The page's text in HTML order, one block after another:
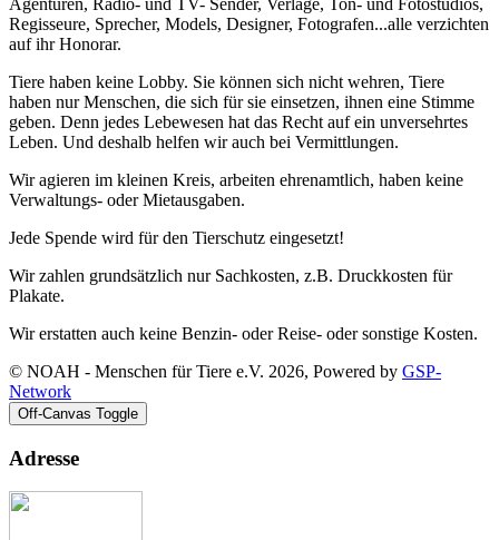
Agenturen, Radio- und TV- Sender, Verlage, Ton- und Fotostudios,
Regisseure, Sprecher, Models, Designer, Fotografen...alle verzichten
auf ihr Honorar.
Tiere haben keine Lobby. Sie können sich nicht wehren, Tiere
haben nur Menschen, die sich für sie einsetzen, ihnen eine Stimme
geben. Denn jedes Lebewesen hat das Recht auf ein unversehrtes
Leben. Und deshalb helfen wir auch bei Vermittlungen.
Wir agieren im kleinen Kreis, arbeiten ehrenamtlich, haben keine
Verwaltungs- oder Mietausgaben.
Jede Spende wird für den Tierschutz eingesetzt!
Wir zahlen grundsätzlich nur Sachkosten, z.B. Druckkosten für
Plakate.
Wir erstatten auch keine Benzin- oder Reise- oder sonstige Kosten.
© NOAH - Menschen für Tiere e.V. 2026, Powered by GSP-
Network
Off-Canvas Toggle
Adresse